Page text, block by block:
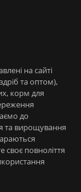
на сайті
та оптом),
корм для
до
та вирощування
повноліття